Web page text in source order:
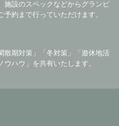
施設のスペックなどからグランピ
約まで行っていただけます。
散期対策」「冬対策」「遊休地活
ハウ」を共有いたします。